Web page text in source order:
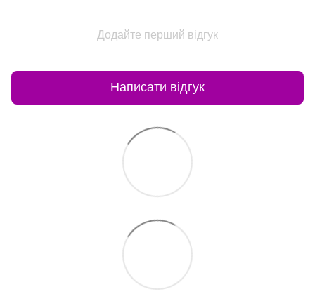
Додайте перший відгук
Написати відгук